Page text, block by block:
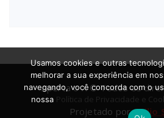
Aperta o X © Todos os
Projetado porAtilio
Usamos cookies e outras
melhorar a sua experiência em
navegando, você concorda com o
nossa Política de Privacidade e